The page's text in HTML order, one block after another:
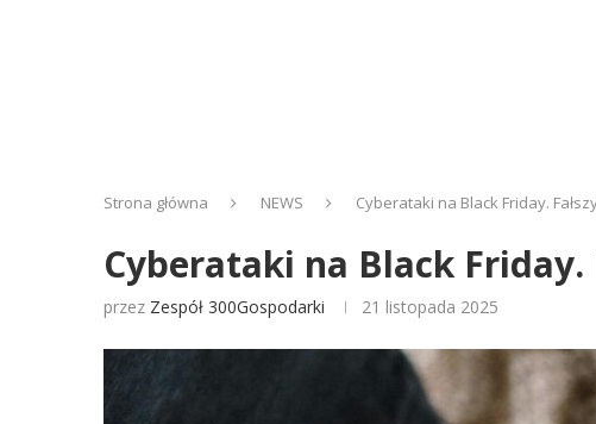
Strona główna NEWS Cyberataki na Black Friday.
Cyberataki na Black
przez Zespół 300Gospodarki 21 listopada 2025